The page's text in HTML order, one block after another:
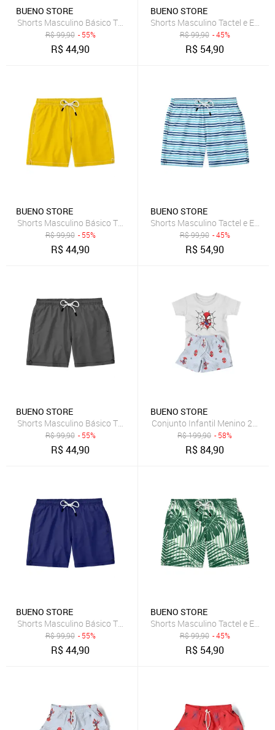
BUENO STORE
Shorts Masculino Básico Tactel e Elastano Leve c/ Elástico e
R$99,90 - 55%
R$44,90
BUENO STORE
Shorts Masculino Tactel e
R$99,90 - 45%
R$ 54,90
BUENO STORE
Shorts Masculino Básico Tactel e Elastano Leve c/ Elástico e
R$99,90 - 55%
R$44,90
BUENO STORE
Shorts Masculino Tactel e
R$99,90 - 45%
R$ 54,90
BUENO STORE
Shorts Masculino Básico Tactel e Elastano Leve c/ Elástico e
R$99,90 - 55%
R$44,90
BUENO STORE
Conjunto Infantil Menino 2pçs
R$199,90 - 58%
R$84,90
BUENO STORE
Shorts Masculino Básico Tactel e Elastano Leve c/ Elástico e
R$99,90 - 55%
R$44,90
BUENO STORE
Shorts Masculino Tactel e
R$99,90 - 45%
R$ 54,90